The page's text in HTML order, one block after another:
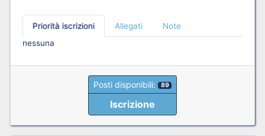
Priorità iscrizioni Allegati
Note
nessuna
Posti disponibili: 89
Iscrizione